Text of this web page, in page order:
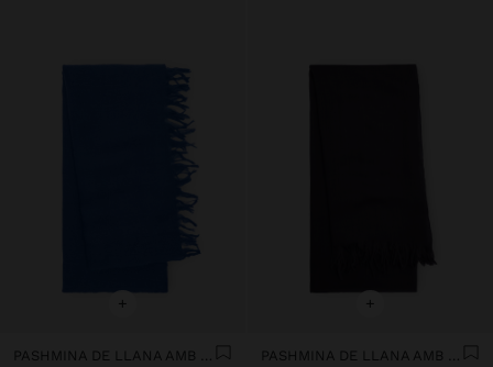
+
PASHMINA DE LLANA AMB SERRELLS
+
PASHMINA DE LLANA AMB SERRELLS